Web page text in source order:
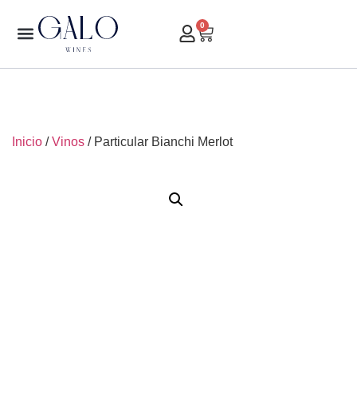
0
Inicio /Vinos / Particular Bianchi Merlot